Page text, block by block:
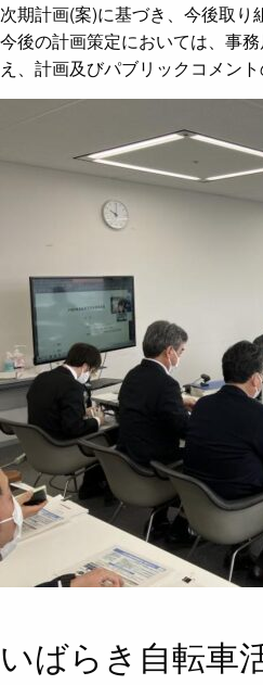
次期計画(案)に基づき、今後取り
今後の計画策定においては、事
え、計画及びパブリックコメン
いばらき自転車